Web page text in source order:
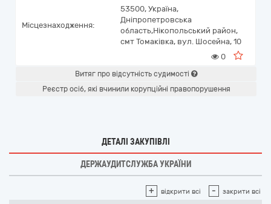
Місцезнаходження:
53500, Україна,
Дніпропетровська
область,Нікопольський район,
смт Томаківка, вул. Шосейна, 10
0
Витяг про відсутність судимості
Реєстр осіб, які вчинили корупційні правопорушення
ДЕТАЛІ ЗАКУПІВЛІ
ДЕРЖАУДИТСЛУЖБА УКРАЇНИ
+ відкрити всі - закрити всі